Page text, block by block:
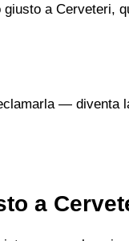
a Cerveteri,
— diventa
a